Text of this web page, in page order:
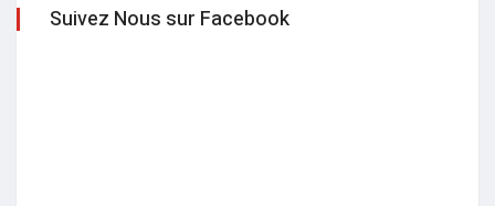
Suivez Nous sur Facebook